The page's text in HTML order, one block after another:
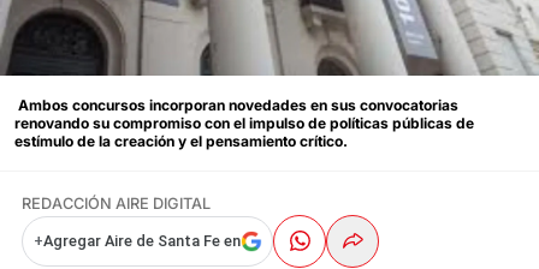
Ambos concursos incorporan novedades en sus convocatorias
renovando su compromiso con el impulso de políticas públicas de
estímulo de la creación y el pensamiento crítico.
REDACCIÓN AIRE DIGITAL
+Agregar Aire de Santa Fe en